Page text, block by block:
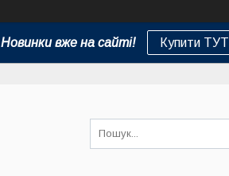
Новинки вже на сайті! Купити ТУТ